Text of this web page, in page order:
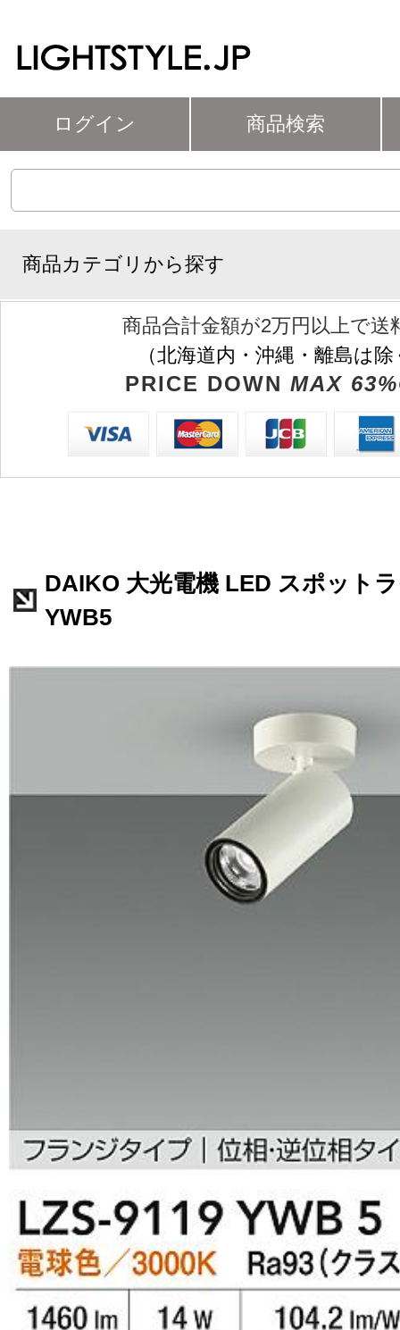
ログイン 商品検索
商品カテゴリから探す
商品合計金額が2万円以上で送
（北海道内・沖縄・離島は
PRICE DOWN MAX
DAIKO 大光電機 LED スポット
YWB5